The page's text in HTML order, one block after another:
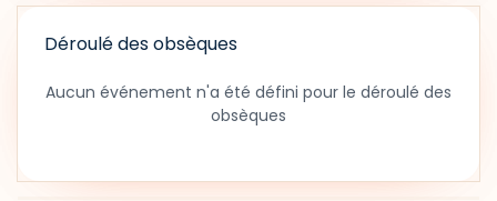
Déroulé des obsèques
Aucun événement n'a été défini pour le déroulé des
obsèques